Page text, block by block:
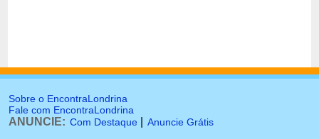
Sobre o EncontraLondrina
Fale com EncontraLondrina
ANUNCIE: Com Destaque Anuncie Grátis